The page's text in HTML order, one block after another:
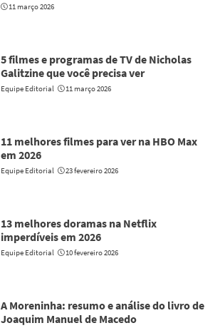
11 março 2026
5 filmes e programas de TV de Nicholas
Galitzine que você precisa ver
Equipe Editorial 11 março 2026
11 melhores filmes para ver na HBO Max
em 2026
Equipe Editorial 23 fevereiro 2026
13 melhores doramas na Netflix
imperdíveis em 2026
Equipe Editorial 10 fevereiro 2026
A Moreninha: resumo e análise do livro de
Joaquim Manuel de Macedo